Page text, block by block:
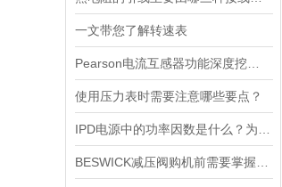
一文带您了解转速表
使用压力表时需要注意哪些要点？